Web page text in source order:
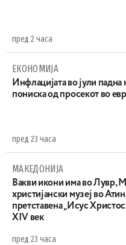
пред 2 часа
ЕКОНОМИЈА
Инфлацијата во јули падна
пониска од просекот во
пред 23 часа
МАКЕДОНИЈА
Вакви икони има во Лувр,
христијански музеј во
претставена „Исус
XIV век
пред 23 часа